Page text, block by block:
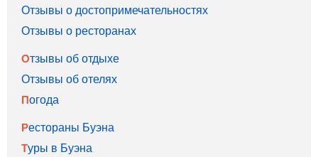
Отзывы о достопримечательностях
Отзывы о ресторанах
Отзывы об отдыхе
Отзывы об отелях
Погода
Рестораны Буэна
Туры в Буэна